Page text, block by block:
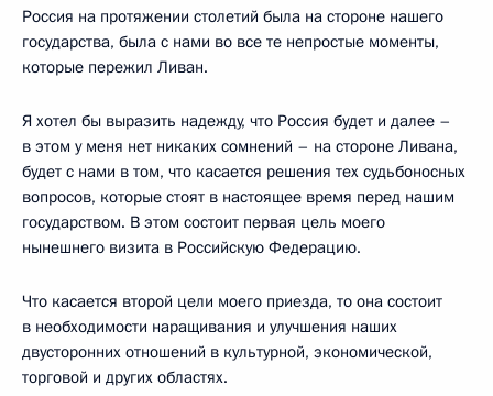
Россия на протяжении столетий была на стороне нашего
государства, была с нами во все те непростые моменты,
которые пережил Ливан.
Я хотел бы выразить надежду, что Россия будет и далее –
в этом у меня нет никаких сомнений – на стороне Ливана,
будет с нами в том, что касается решения тех судьбоносных
вопросов, которые стоят в настоящее время перед нашим
государством. В этом состоит первая цель моего
нынешнего визита в Российскую Федерацию.
Что касается второй цели моего приезда, то она состоит
в необходимости наращивания и улучшения наших
двусторонних отношений в культурной, экономической,
торговой и других областях.